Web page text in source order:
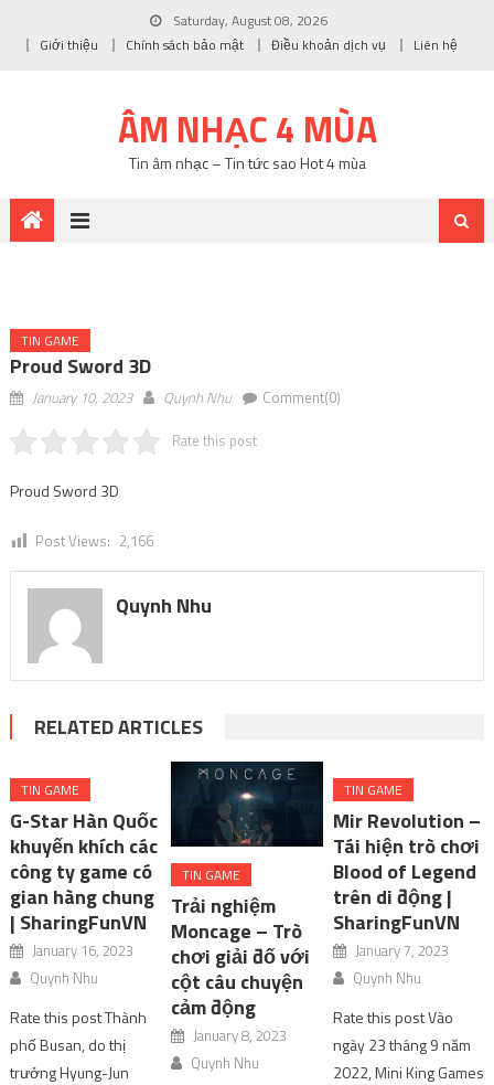
Saturday, August 08, 2026
Giới thiệu
Chính sách bảo mật Điều khoản dịch vụ Liên hệ
ÂM NHẠC 4 MÙA
Tin âm nhạc – Tin tức sao Hot 4 mùa
TIN GAME
Proud Sword 3D
January 10, 2023 Quynh Nhu Comment(0)
Rate this post
Proud Sword 3D
Post Views: 2,166
Quynh Nhu
RELATED ARTICLES
TIN GAME
G-Star Hàn Quốc
khuyến khích các
công ty game có
gian hàng chung
| SharingFunVN
January 16, 2023
Quynh Nhu
Rate this post Thành
phố Busan, do thị
trưởng Hyung-Jun
TIN GAME
Trải nghiệm
Moncage – Trò
chơi giải đố với
cột câu chuyện
cảm động
January 8, 2023
Quynh Nhu
TIN GAME
Mir Revolution –
Tái hiện trò chơi
Blood of Legend
trên di động |
SharingFunVN
January 7, 2023
Quynh Nhu
Rate this post Vào
ngày 23 tháng 9 năm
2022, Mini King Games